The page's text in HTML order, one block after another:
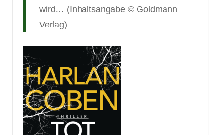
wird… (Inhaltsangabe © Goldmann
Verlag)